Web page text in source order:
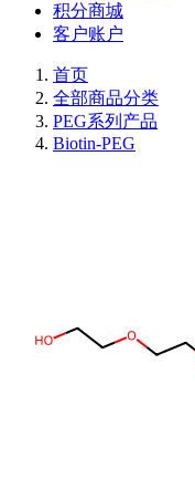
积分商城
客户账户
首页
全部商品分类
PEG系列产品
Biotin-PEG